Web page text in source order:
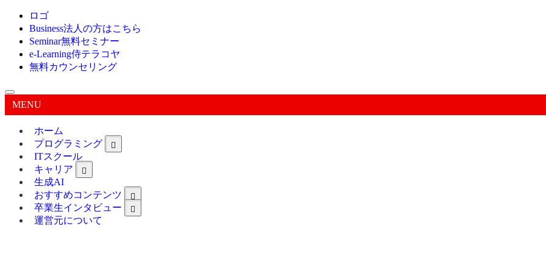
ロゴ
Business法人の方はこちら
Seminar無料セミナー
e-Learning侍テラコヤ
無料カウンセリング
MENU
ホーム
プログラミング
ITスクール
キャリア
生成AI
おすすめコンテンツ
卒業生インタビュー
運営元について